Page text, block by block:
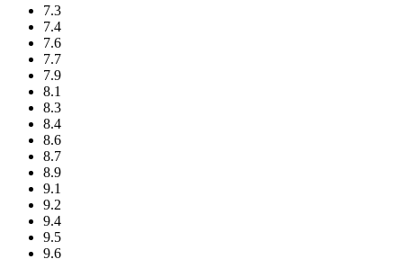
7.3
7.4
7.6
7.7
7.9
8.1
8.3
8.4
8.6
8.7
8.9
9.1
9.2
9.4
9.5
9.6